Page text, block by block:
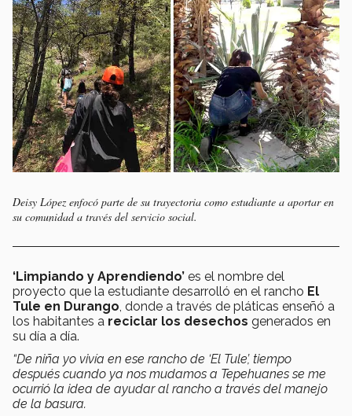
Deisy López enfocó parte de su trayectoria como estudiante a aportar en
su comunidad a través del servicio social.
‘Limpiando y Aprendiendo’ es el nombre del
proyecto que la estudiante desarrolló en el rancho El
Tule en Durango , donde a través de pláticas enseñó a
los habitantes a reciclar los desechos generados en
su día a día.
“De niña yo vivía en ese rancho de ‘El Tule’, tiempo
después cuando ya nos mudamos a Tepehuanes se me
ocurrió la idea de ayudar al rancho a través del manejo
de la basura.